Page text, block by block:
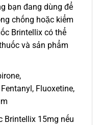
bạn đang dùng để
chống hoặc kiểm
Brintellix có thể
và sản phẩm
Fluoxetine,
Brintellix 15mg nếu